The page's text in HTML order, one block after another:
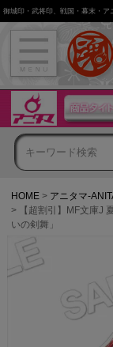
御城印・武将印、戦国・幕末・
HOME
アニタマ-
【超割引】MF文庫J
いの剣舞」